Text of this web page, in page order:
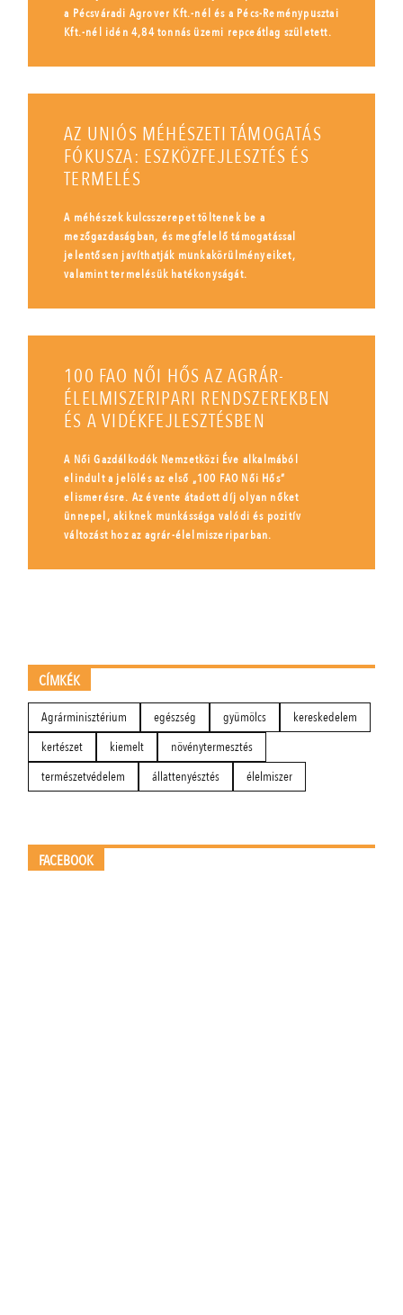
a Pécsváradi Agrover Kft.-nél és a Pécs-Reménypusztai
Kft.-nél idén 4,84 tonnás üzemi repceátlag született.
AZ UNIÓS MÉHÉSZETI TÁMOGATÁS
FÓKUSZA: ESZKÖZFEJLESZTÉS ÉS
TERMELÉS
A méhészek kulcsszerepet töltenek be a
mezőgazdaságban, és megfelelő támogatással
jelentősen javíthatják munkakörülményeiket,
valamint termelésük hatékonyságát.
100 FAO NŐI HŐS AZ AGRÁR-
ÉLELMISZERIPARI RENDSZEREKBEN
ÉS A VIDÉKFEJLESZTÉSBEN
A Női Gazdálkodók Nemzetközi Éve alkalmából
elindult a jelölés az első „100 FAO Női Hős”
elismerésre. Az évente átadott díj olyan nőket
ünnepel, akiknek munkássága valódi és pozitív
változást hoz az agrár-élelmiszeriparban.
CÍMKÉK
Agrárminisztérium egészség gyümölcs
kereskedelem
kertészet
kiemelt
növénytermesztés
természetvédelem
állattenyésztés élelmiszer
FACEBOOK